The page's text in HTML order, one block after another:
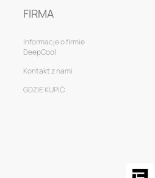
FIRMA
Informacje o firmie
DeepCool
Kontakt z nami
GDZIE KUPIĆ